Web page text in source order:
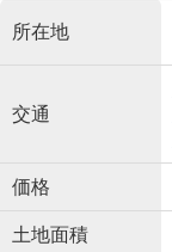
所在地
交通
価格
土地面積